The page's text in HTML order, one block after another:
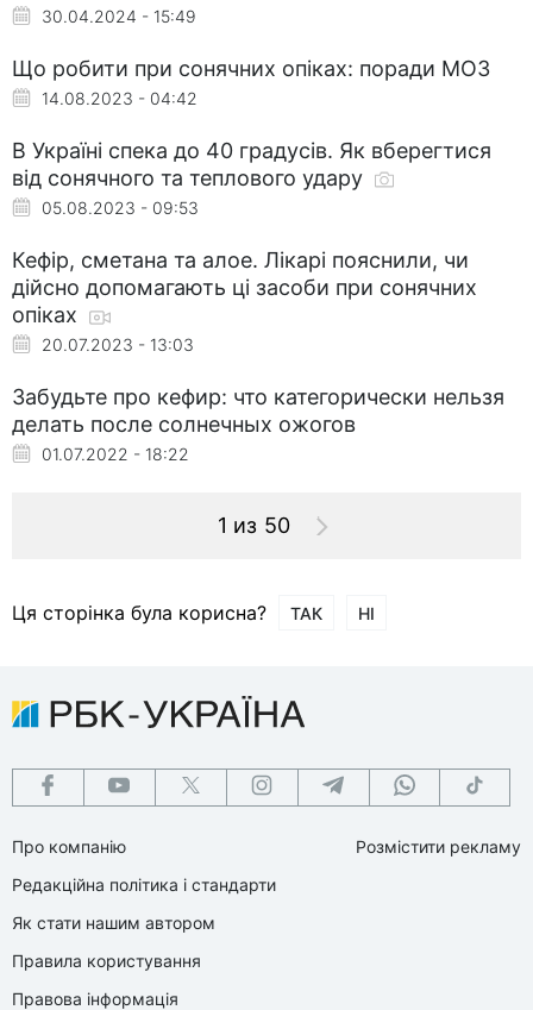
30.04.2024 - 15:49
Що робити при сонячних опіках: поради МОЗ
14.08.2023 - 04:42
В Україні спека до 40 градусів. Як вберегтися
від сонячного та теплового удару
05.08.2023 - 09:53
Кефір, сметана та алое. Лікарі пояснили, чи
дійсно допомагають ці засоби при сонячних
опіках
20.07.2023 - 13:03
Забудьте про кефир: что категорически нельзя
делать после солнечных ожогов
01.07.2022 - 18:22
1 из 50
Ця сторінка була корисна? ТАК НІ
Про компанію
Редакційна політика і стандарти
Як стати нашим автором
Правила користування
Правова інформація
Розмістити рекламу